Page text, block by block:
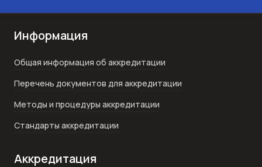
Информация
Общая информация об аккредитации
Перечень документов для аккредитации
Методы и процедуры аккредитации
Стандарты аккредитации
Аккредитация